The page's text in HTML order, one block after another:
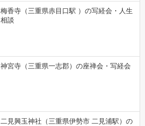
梅香寺（三重県赤目口駅 ）の写経会・人生
相談
神宮寺（三重県一志郡）の座禅会・写経会
二見興玉神社（三重県伊勢市 二見浦駅）の